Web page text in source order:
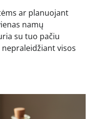
ar planuojant
namų
su tuo pačiu
visos